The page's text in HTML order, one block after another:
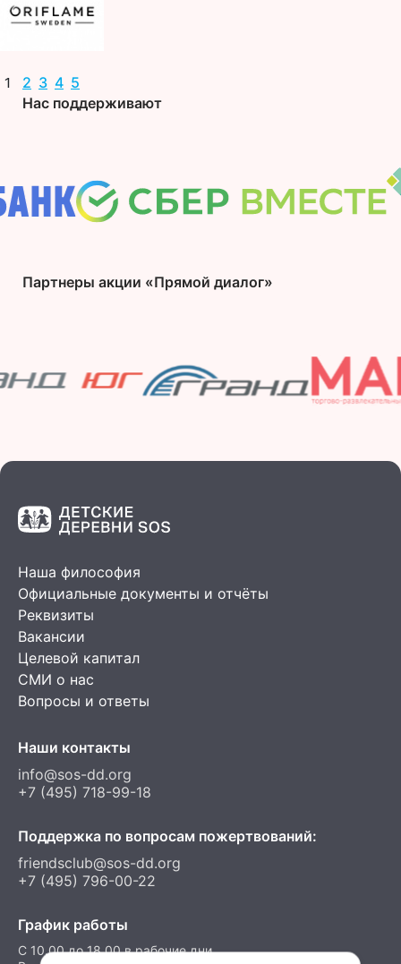
1 2 3 4 5
Нас поддерживают
Партнеры акции «Прямой диалог»
Наша философия
Официальные документы и отчёты
Реквизиты
Вакансии
Целевой капитал
СМИ о нас
Вопросы и ответы
Наши контакты
info@sos-dd.org
+7 (495) 718-99-18
Поддержка по вопросам пожертвований:
friendsclub@sos-dd.org
+7 (495) 796-00-22
График работы
C 10.00 до 18.00 в рабочие дни